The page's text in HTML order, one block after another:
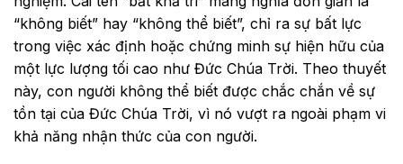
“không biết” hay “không thể biết”, chỉ ra sự bất lực
trong việc xác định hoặc chứng minh sự hiện hữu của
một lực lượng tối cao như Đức Chúa Trời. Theo thuyết
này, con người không thể biết được chắc chắn về sự
tồn tại của Đức Chúa Trời, vì nó vượt ra ngoài phạm vi
khả năng nhận thức của con người.